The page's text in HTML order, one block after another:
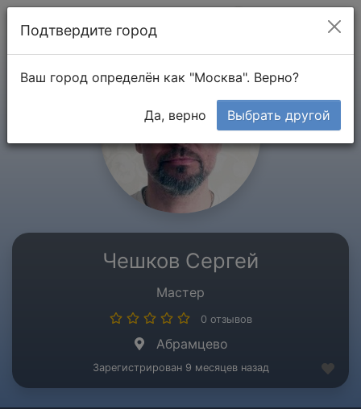
Чешков Сергей
Мастер
0 отзывов
Абрамцево
Зарегистрирован 9 месяцев назад
Подтвердите город
Ваш город определён как "Москва". Верно?
Да, верно Выбрать другой